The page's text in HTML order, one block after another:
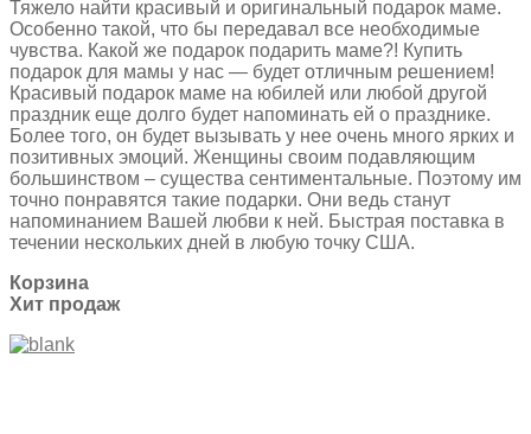
Тяжело найти красивый и оригинальный подарок маме.
Особенно такой, что бы передавал все необходимые
чувства. Какой же подарок подарить маме?! Купить
подарок для мамы у нас — будет отличным решением!
Красивый подарок маме на юбилей или любой другой
праздник еще долго будет напоминать ей о празднике.
Более того, он будет вызывать у нее очень много ярких и
позитивных эмоций. Женщины своим подавляющим
большинством – существа сентиментальные. Поэтому им
точно понравятся такие подарки. Они ведь станут
напоминанием Вашей любви к ней. Быстрая поставка в
течении нескольких дней в любую точку США.
Корзина
Хит продаж